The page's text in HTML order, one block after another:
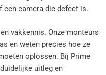
een camera die defect is.
vakkennis. Onze monteurs
en weten precies hoe ze
oplossen. Bij Prime
uitleg en